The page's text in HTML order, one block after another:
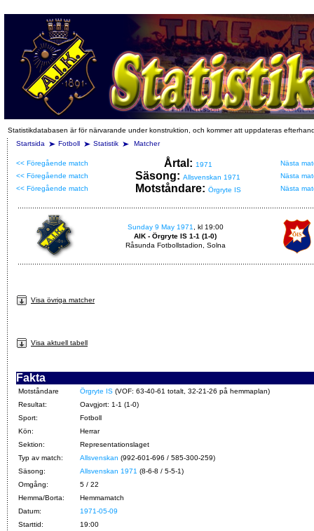
Statistikdatabasen är för närvarande under konstruktion, och kommer att uppdateras
Startsida
Fotboll Statistik Matcher
<< Föregående match Årtal: 1971
Nästa
<< Föregående match
Säsong: Allsvenskan 1971
Nästa
<< Föregående match
Motståndare: Örgryte IS Nästa
Sunday 9 May 1971
, kl 19:00
AIK - Örgryte IS 1-1 (1-0)
Råsunda Fotbollstadion, Solna
Visa övriga matcher
Visa aktuell tabell
Fakta
Motståndare Örgryte IS (VOF: 63-40-61 totalt, 32-21-26 på hemmaplan)
Resultat:
Oavgjort: 1-1 (1-0)
Sport:
Fotboll
Kön:
Herrar
Sektion:
Representationslaget
Typ av match:
Allsvenskan (992-601-696 / 585-300-259)
Säsong:
Allsvenskan 1971 (8-6-8 / 5-5-1)
Omgång:
5 / 22
Hemma/Borta:
Hemmamatch
Datum:
1971-05-09
Starttid:
19:00